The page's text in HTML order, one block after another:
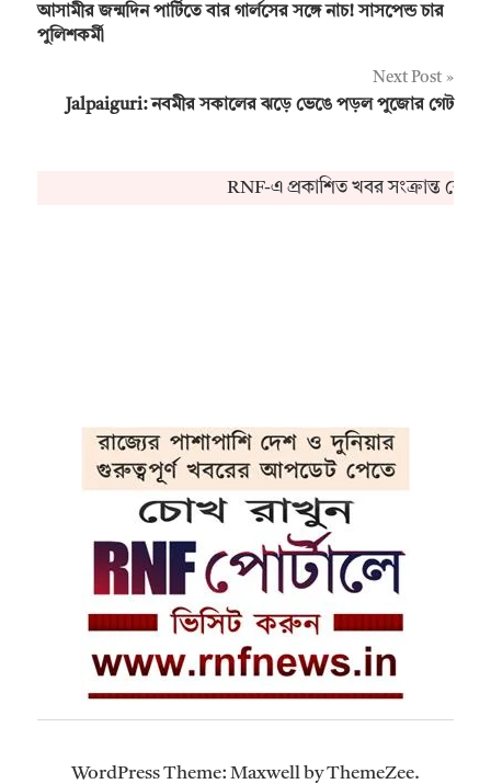
navigation
আসামীর জন্মদিন পার্টিতে বার গার্লসের সঙ্গে নাচ! সাসপেন্ড চার
পুলিশকর্মী
Next Post
Jalpaiguri: নবমীর সকালের ঝড়ে ভেঙে পড়ল পুজোর গেট
RNF-এ প্রকাশিত খবর সংক্রান্ত
WordPress Theme: Maxwell by ThemeZee.